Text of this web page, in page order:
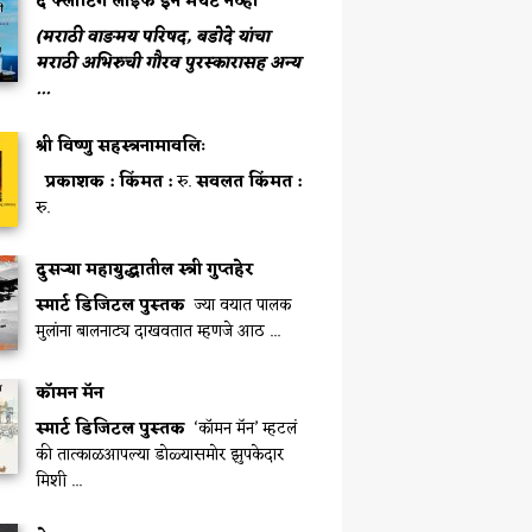
(मराठी वाङमय परिषद, बडोदे यांचा
मराठी अभिरुची गौरव पुरस्कारासह अन्य
...
श्री विष्णु सहस्त्रनामावलिः
प्रकाशक :किंमत :रु.सवलत किंमत :
रु.
दुसऱ्या महायुद्धातील स्त्री गुप्तहेर
स्मार्ट डिजिटल पुस्तक ज्या वयात पालक
मुलांना बालनाट्य दाखवतात म्हणजे आठ ...
कॉमन मॅन
स्मार्ट डिजिटल पुस्तक ‘कॉमन मॅन’ म्हटलं
की तात्काळआपल्या डोळ्यासमोर झुपकेदार
मिशी ...